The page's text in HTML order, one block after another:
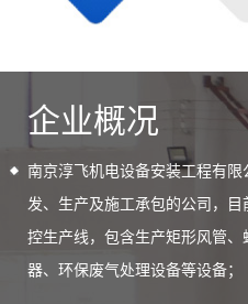
企业概况
南京淳飞机电设备安装工程有
发、生产及施工承包的公司，
控生产线，包含生产矩形风管
器、环保废气处理设备等设备；